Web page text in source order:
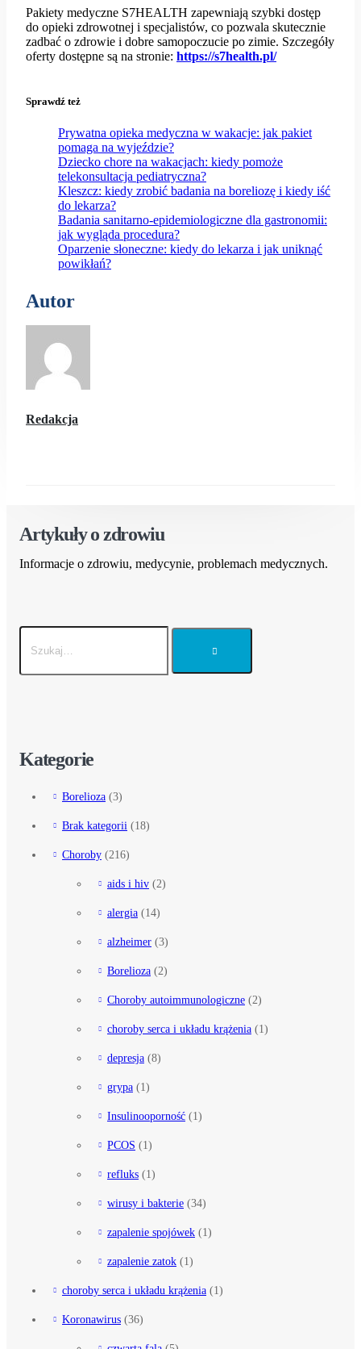
Pakiety medyczne S7HEALTH zapewniają szybki dostęp
do opieki zdrowotnej i specjalistów, co pozwala skutecznie
zadbać o zdrowie i dobre samopoczucie po zimie. Szczegóły
oferty dostępne są na stronie: https://s7health.pl/
Sprawdź też
Prywatna opieka medyczna w wakacje: jak pakiet
pomaga na wyjeździe?
Dziecko chore na wakacjach: kiedy pomoże
telekonsultacja pediatryczna?
Kleszcz: kiedy zrobić badania na boreliozę i kiedy iść
do lekarza?
Badania sanitarno-epidemiologiczne dla gastronomii:
jak wygląda procedura?
Oparzenie słoneczne: kiedy do lekarza i jak uniknąć
powikłań?
Autor
Redakcja
Artykuły o zdrowiu
Informacje o zdrowiu, medycynie, problemach medycznych.
Kategorie
Borelioza (3)
Brak kategorii (18)
Choroby (216)
aids i hiv (2)
alergia (14)
alzheimer (3)
Borelioza (2)
Choroby autoimmunologiczne (2)
choroby serca i układu krążenia (1)
depresja (8)
grypa (1)
Insulinooporność (1)
PCOS (1)
refluks (1)
wirusy i bakterie (34)
zapalenie spojówek (1)
zapalenie zatok (1)
choroby serca i układu krążenia (1)
Koronawirus (36)